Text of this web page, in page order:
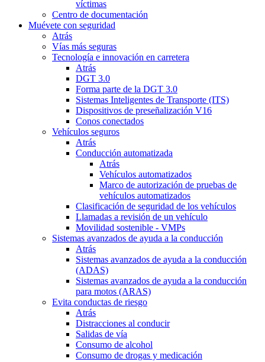
víctimas
Centro de documentación
Muévete con seguridad
Atrás
Vías más seguras
Tecnología e innovación en carretera
Atrás
DGT 3.0
Forma parte de la DGT 3.0
Sistemas Inteligentes de Transporte (ITS)
Dispositivos de preseñalización V16
Conos conectados
Vehículos seguros
Atrás
Conducción automatizada
Atrás
Vehículos automatizados
Marco de autorización de pruebas de
vehículos automatizados
Clasificación de seguridad de los vehículos
Llamadas a revisión de un vehículo
Movilidad sostenible - VMPs
Sistemas avanzados de ayuda a la conducción
Atrás
Sistemas avanzados de ayuda a la conducción
(ADAS)
Sistemas avanzados de ayuda a la conducción
para motos (ARAS)
Evita conductas de riesgo
Atrás
Distracciones al conducir
Salidas de vía
Consumo de alcohol
Consumo de drogas y medicación